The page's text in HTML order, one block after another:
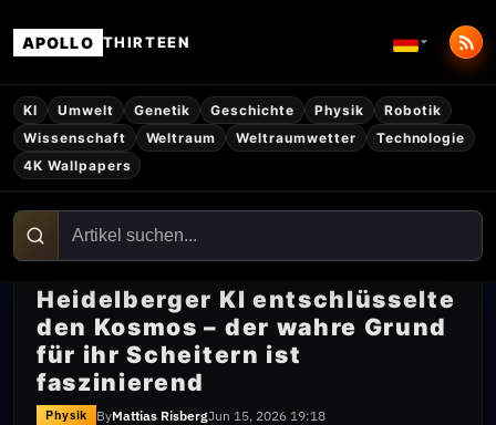
APOLLO THIRTEEN
KI Umwelt Genetik Geschichte Physik
Robotik
Wissenschaft
Weltraum Weltraumwetter
Technologie
4K Wallpapers
Heidelberger KI entschlüsselte
den Kosmos – der wahre Grund
für ihr Scheitern ist
faszinierend
Physik ByMattias RisbergJun 15, 2026 19:18